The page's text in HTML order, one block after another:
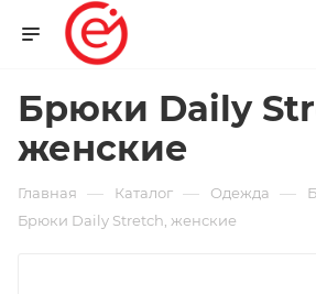
Брюки Daily
женские
Главная — Каталог — Одежда —
Брюки Daily Stretch, женские